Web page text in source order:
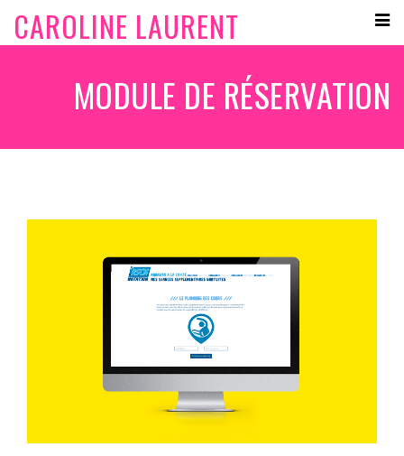
CAROLINE LAURENT
MODULE DE RÉSERVATION